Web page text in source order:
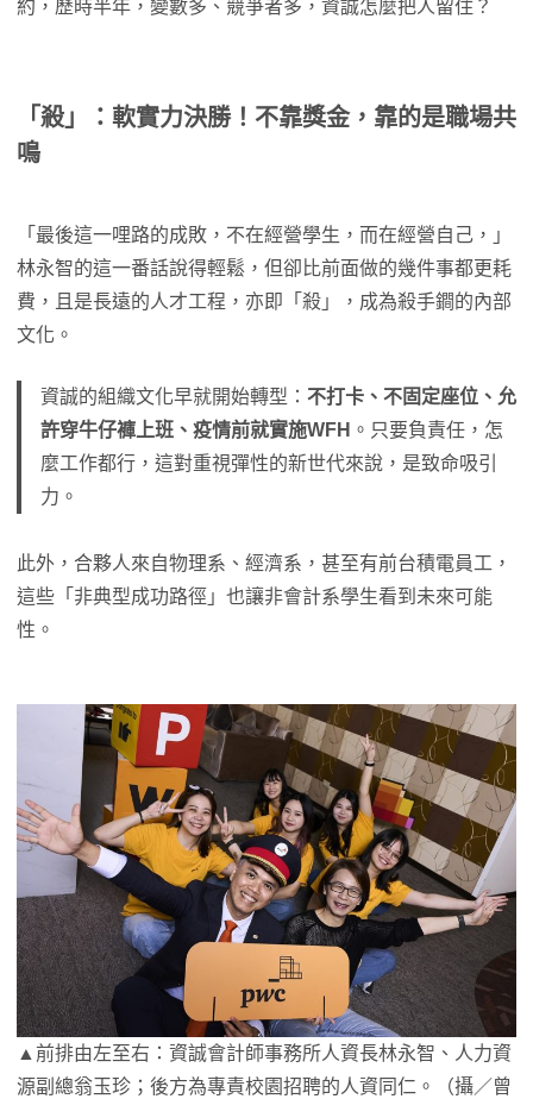
約，歷時半年，變數多、競爭者多，資誠怎麼把人留住？
「殺」：軟實力決勝！不靠獎金，靠的是職場共
鳴
「最後這一哩路的成敗，不在經營學生，而在經營自己，」
林永智的這一番話說得輕鬆，但卻比前面做的幾件事都更耗
費，且是長遠的人才工程，亦即「殺」，成為殺手鐧的內部
文化。
資誠的組織文化早就開始轉型： 不打卡、不固定座位、允
許穿牛仔褲上班、疫情前就實施WFH 。只要負責任，怎
麼工作都行，這對重視彈性的新世代來說，是致命吸引
力。
此外，合夥人來自物理系、經濟系，甚至有前台積電員工，
這些「非典型成功路徑」也讓非會計系學生看到未來可能
性。
▲前排由左至右：資誠會計師事務所人資長林永智、人力資
源副總翁玉珍；後方為專責校園招聘的人資同仁。（攝／曾